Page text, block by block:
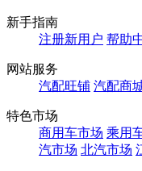
新手指南
注册新用户 帮助
网站服务
汽配旺铺 汽配商
特色市场
商用车市场 乘用
汽市场 北汽市场